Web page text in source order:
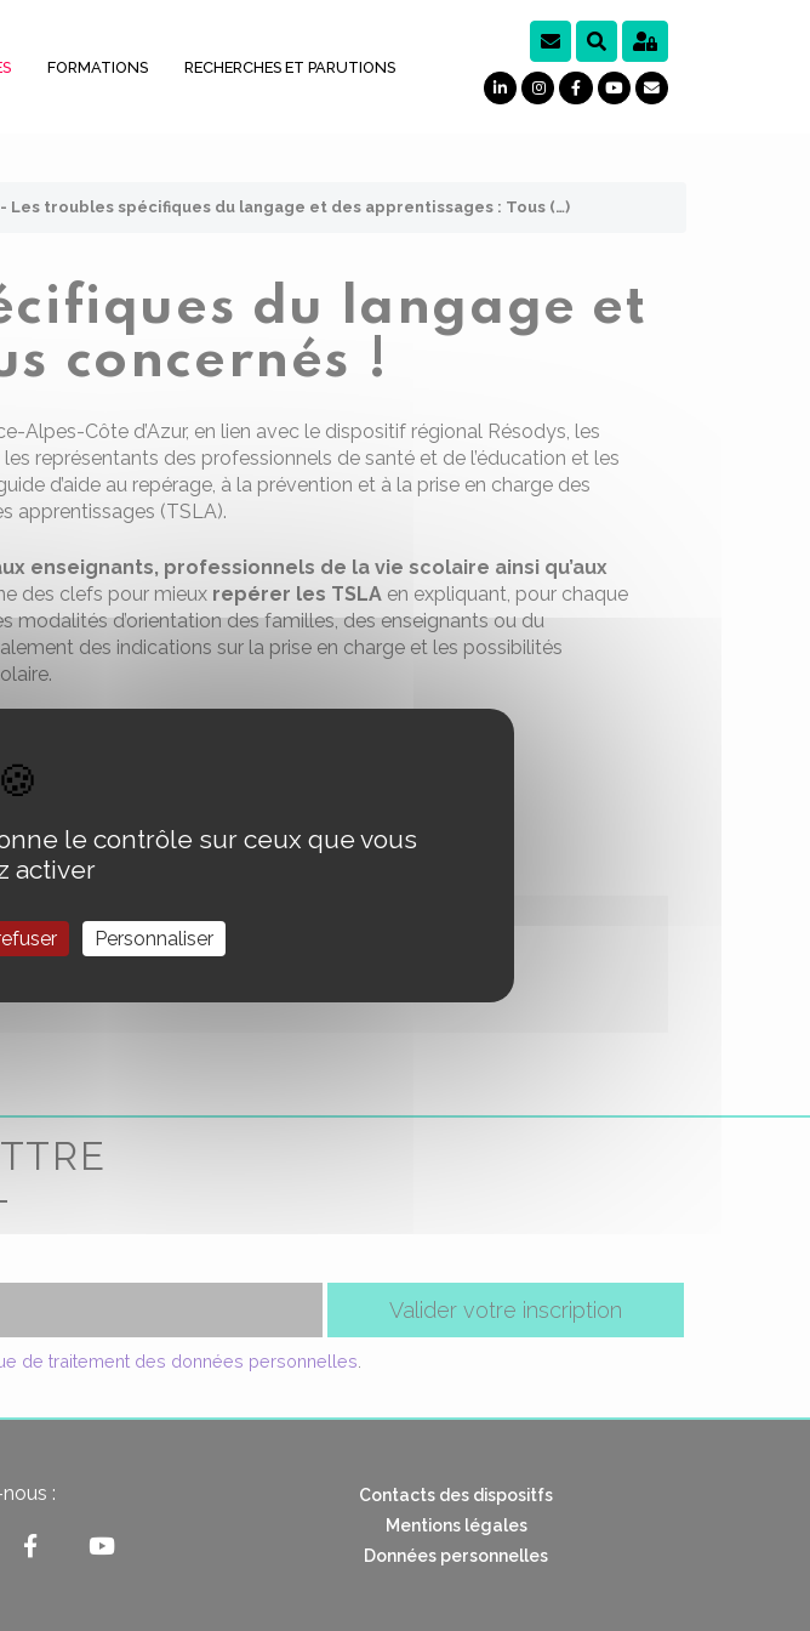
FORMATIONS RECHERCHES ET PARUTIONS
- Les troubles spécifiques du langage et des apprentissages : Tous (…)
du langage et
concernés !
Alpes-Côte d’Azur, en lien avec le dispositif régional Résodys, les
représentants des professionnels de santé et de l’éducation et les
d’aide au repérage, à la prévention et à la prise en charge des
apprentissages (TSLA).
enseignants, professionnels de la vie scolaire ainsi qu’aux
des clefs pour mieux repérer les TSLA en expliquant, pour chaque
modalités d’orientation des familles, des enseignants ou du
des indications sur la prise en charge et les possibilités
sur le site de l’ARS PACA
Valider votre inscription
de traitement des données personnelles
:
Contacts des dispositfs
Mentions légales
Données personnelles
le contrôle sur ceux que vous
activer
Personnaliser